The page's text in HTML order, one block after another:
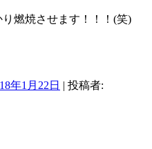
燃焼させます！！！(笑)
年1月22日 | 投稿者: